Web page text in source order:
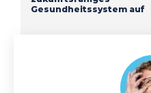
Gesundheitssystem auf